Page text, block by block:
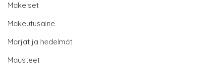
Makeiset
Makeutusaine
Marjat ja hedelmät
Mausteet